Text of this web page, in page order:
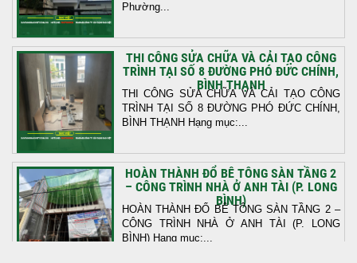
Phường...
THI CÔNG SỬA CHỮA VÀ CẢI TẠO CÔNG
TRÌNH TẠI SỐ 8 ĐƯỜNG PHÓ ĐỨC CHÍNH,
BÌNH THẠNH
THI CÔNG SỬA CHỮA VÀ CẢI TẠO CÔNG
TRÌNH TẠI SỐ 8 ĐƯỜNG PHÓ ĐỨC CHÍNH,
BÌNH THẠNH Hạng mục:...
HOÀN THÀNH ĐỔ BÊ TÔNG SÀN TẦNG 2
– CÔNG TRÌNH NHÀ Ở ANH TÀI (P. LONG
BÌNH)
HOÀN THÀNH ĐỔ BÊ TÔNG SÀN TẦNG 2 –
CÔNG TRÌNH NHÀ Ở ANH TÀI (P. LONG
BÌNH) Hạng mục:...